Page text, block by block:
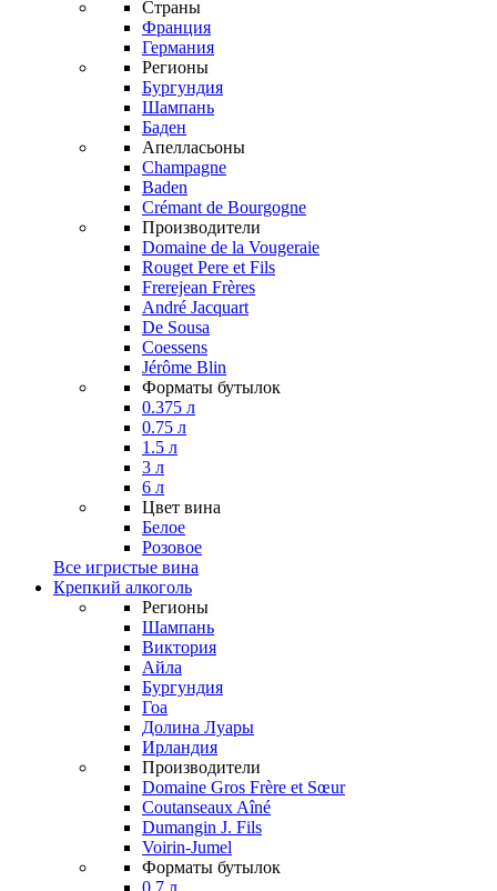
Страны
Франция
Германия
Регионы
Бургундия
Шампань
Баден
Апелласьоны
Champagne
Baden
Crémant de Bourgogne
Производители
Domaine de la Vougeraie
Rouget Pere et Fils
Frerejean Frères
André Jacquart
De Sousa
Coessens
Jérôme Blin
Форматы бутылок
0.375 л
0.75 л
1.5 л
3 л
6 л
Цвет вина
Белое
Розовое
Все игристые вина
Крепкий алкоголь
Регионы
Шампань
Виктория
Айла
Бургундия
Гоа
Долина Луары
Ирландия
Производители
Domaine Gros Frère et Sœur
Coutanseaux Aîné
Dumangin J. Fils
Voirin-Jumel
Форматы бутылок
0.7 л